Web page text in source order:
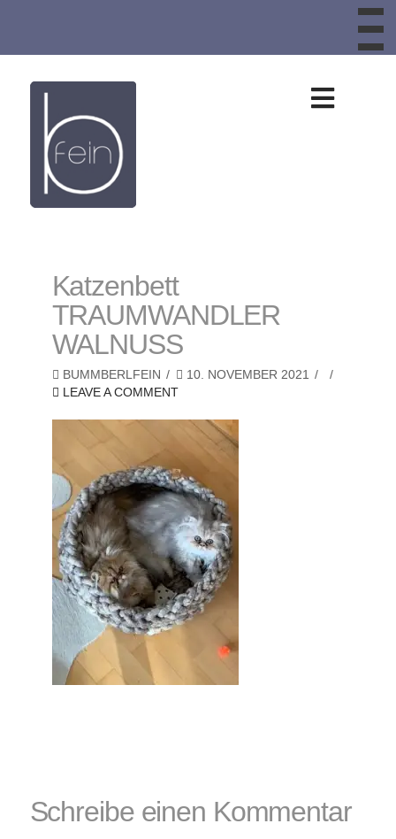
Design
aus
Schafwolle,
Bankauflagen,
Sitzkissen,
Kissen
und
Körbe,
Katzenkörbe,
Hundebetten
Katzenbett
TRAUMWANDLER
WALNUSS
BUMMBERLFEIN
10. NOVEMBER 2021
LEAVE A COMMENT
Schreibe einen Kommentar